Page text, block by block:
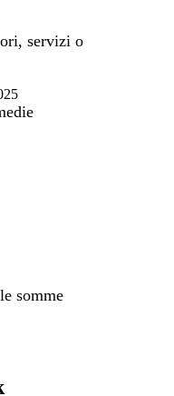
servizi o
somme